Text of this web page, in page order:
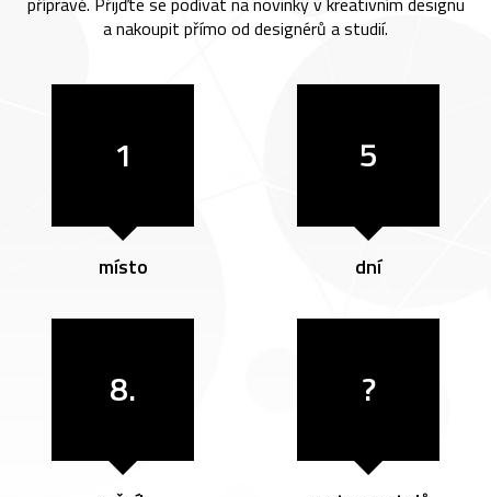
a nakoupit přímo od designérů a studií.
1
místo
5
dní
8. ?